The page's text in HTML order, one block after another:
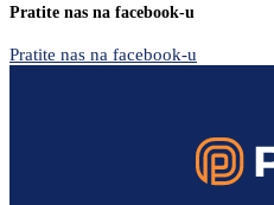
Pratite nas na facebook-u
Pratite nas na facebook-u